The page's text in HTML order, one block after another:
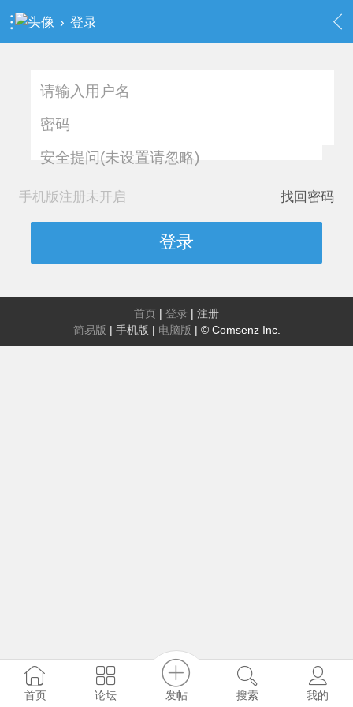
› 登录
安全提问(未设置请忽略)
手机版注册未开启 找回密码
登录
首页 | 登录 | 注册
简易版 | 手机版 | 电脑版 | © Comsenz Inc.
首页 论坛 发帖 搜索 我的